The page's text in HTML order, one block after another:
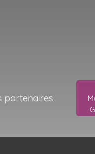
partenaires